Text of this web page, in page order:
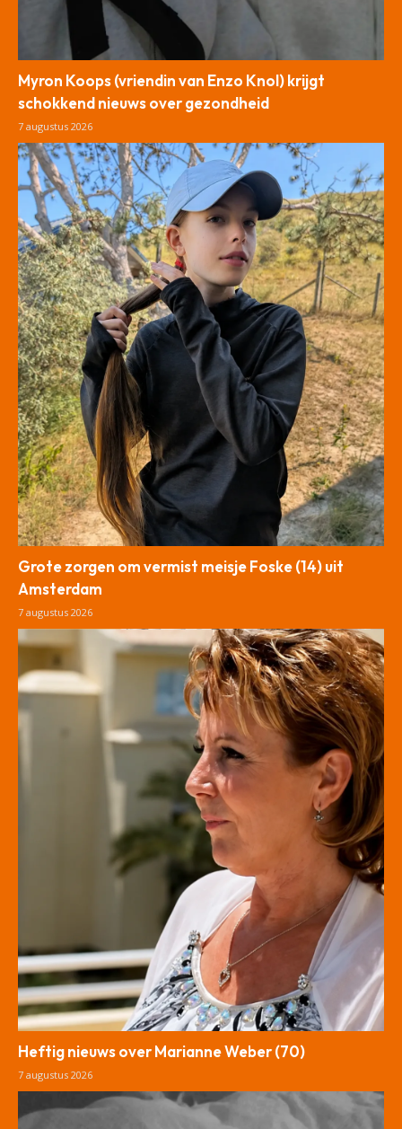
Myron Koops (vriendin van Enzo Knol) krijgt
schokkend nieuws over gezondheid
7 augustus 2026
Grote zorgen om vermist meisje Foske (14) uit
Amsterdam
7 augustus 2026
Heftig nieuws over Marianne Weber (70)
7 augustus 2026